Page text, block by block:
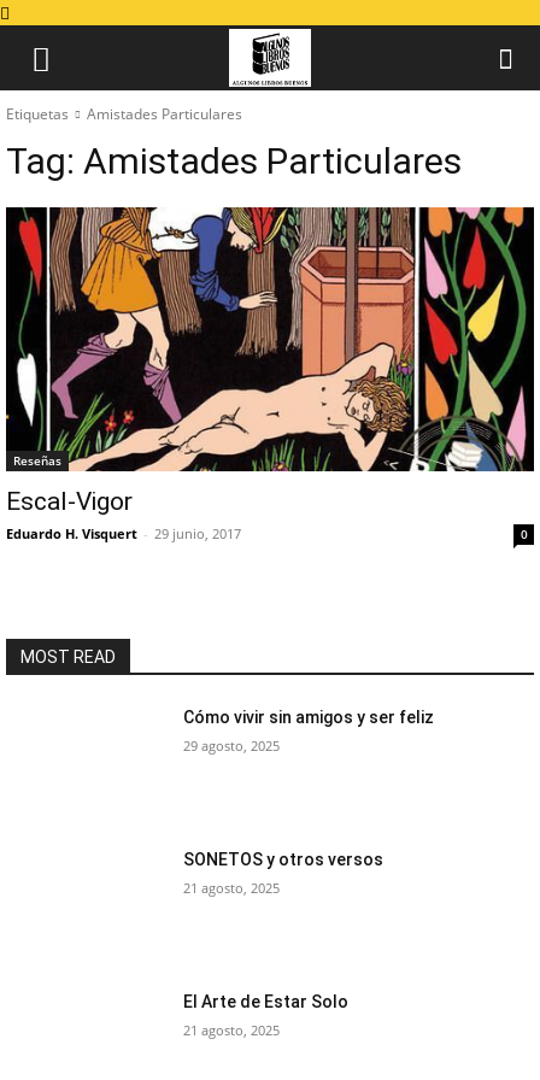
Etiquetas Amistades Particulares
Tag: Amistades Particulares
Reseñas
Escal-Vigor
Eduardo H. Visquert - 29 junio, 2017 0
MOST READ
Cómo vivir sin amigos y ser feliz
29 agosto, 2025
SONETOS y otros versos
21 agosto, 2025
El Arte de Estar Solo
21 agosto, 2025